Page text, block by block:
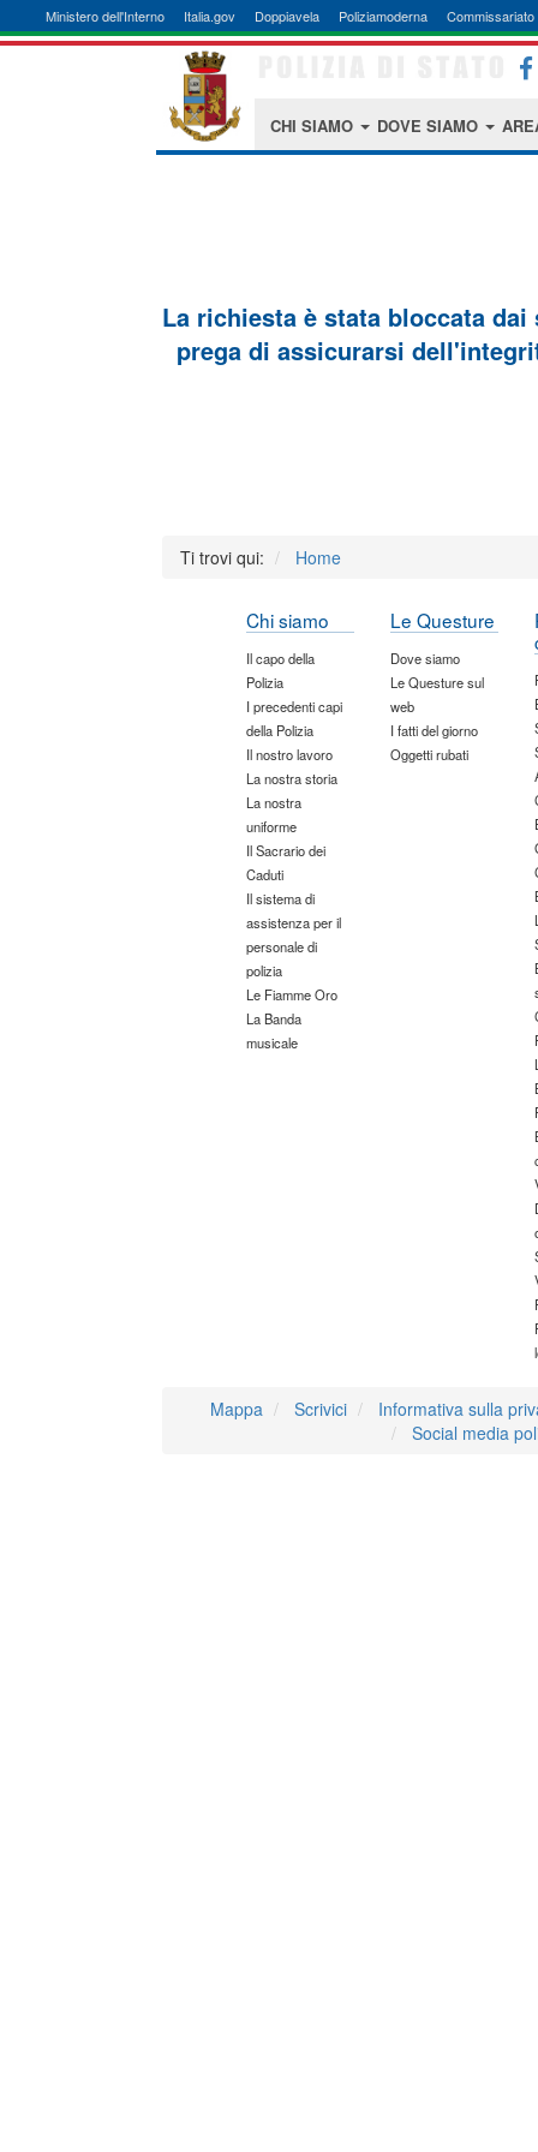
Ministero dell'Interno Italia.gov Doppiavela Poliziamoderna Commissariato
CHI SIAMO DOVE SIAMO
La richiesta è stata bloccata
prega di assicurarsi
Ti trovi qui: Home
Chi siamo
Il capo della
Polizia
I precedenti capi
della Polizia
Il nostro lavoro
La nostra storia
La nostra
uniforme
Il Sacrario dei
Caduti
Il sistema di
assistenza per il
personale di
polizia
Le Fiamme Oro
La Banda
musicale
Le Questure
Dove siamo
Le Questure sul
web
I fatti del giorno
Oggetti rubati
Mappa Scrivici
Informativa sulla
Social media